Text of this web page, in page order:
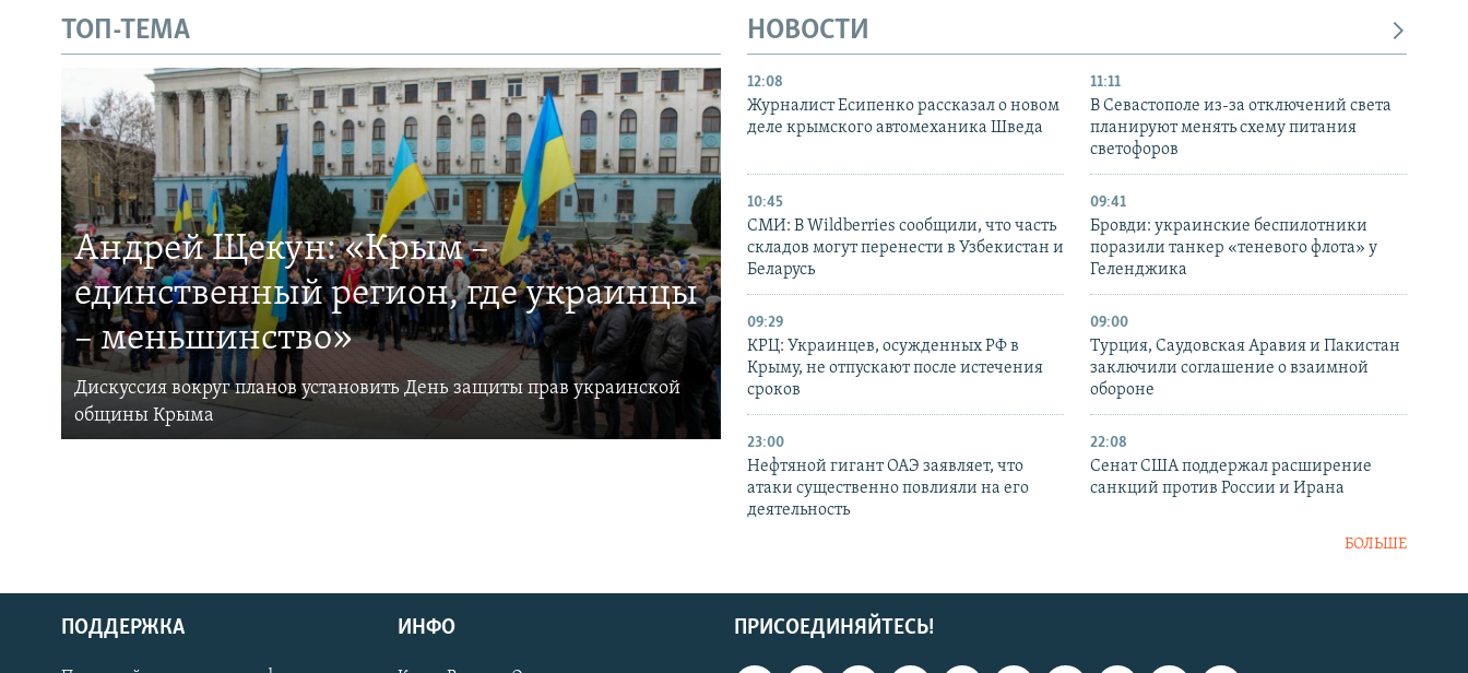
ТОП-ТЕМА
Андрей Щекун: «Крым –
единственный регион, где украинцы
– меньшинство»
Дискуссия вокруг планов установить День защиты прав украинской
общины Крыма
НОВОСТИ
12:08
Журналист Есипенко рассказал о новом
деле крымского автомеханика Шведа
11:11
В Севастополе из-за отключений света
планируют менять схему питания
светофоров
10:45
СМИ: В Wildberries сообщили, что часть
складов могут перенести в Узбекистан и
Беларусь
09:41
Бровди: украинские беспилотники
поразили танкер «теневого флота» у
Геленджика
09:29
КРЦ: Украинцев, осужденных РФ в
Крыму, не отпускают после истечения
сроков
09:00
Турция, Саудовская Аравия и Пакистан
заключили соглашение о взаимной
обороне
23:00
Нефтяной гигант ОАЭ заявляет, что
атаки существенно повлияли на его
деятельность
22:08
Сенат США поддержал расширение
санкций против России и Ирана
БОЛЬШЕ
ПРИСОЕДИНЯЙТЕСЬ!
ПОДДЕРЖКА ИНФО